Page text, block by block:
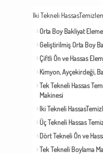
Iki Tekneli
Orta Boy Bakliyat
Geliştirilmiş Orta Boy
Çiftli Ön ve Hassas
Kimyon, Ayçekirdeği,
Tek Tekneli Hassas
Makinesi
Iki Tekneli
Üç Tekneli Hassas
Dört Tekneli Ön ve
Tek Tekneli Boylama